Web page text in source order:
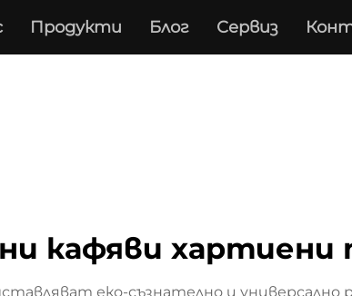
Продукти Блог Сервиз
кафяви хартиени
еко-съзнателно и универсално